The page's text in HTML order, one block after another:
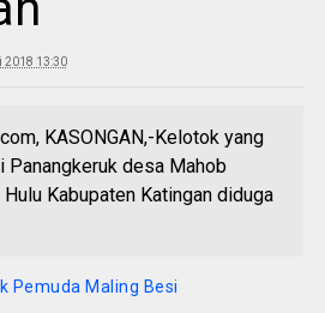
2018 13:30
KASONGAN,-Kelotok yang
Panangkeruk desa Mahob
Kabupaten Katingan diduga
Pemuda Maling Besi